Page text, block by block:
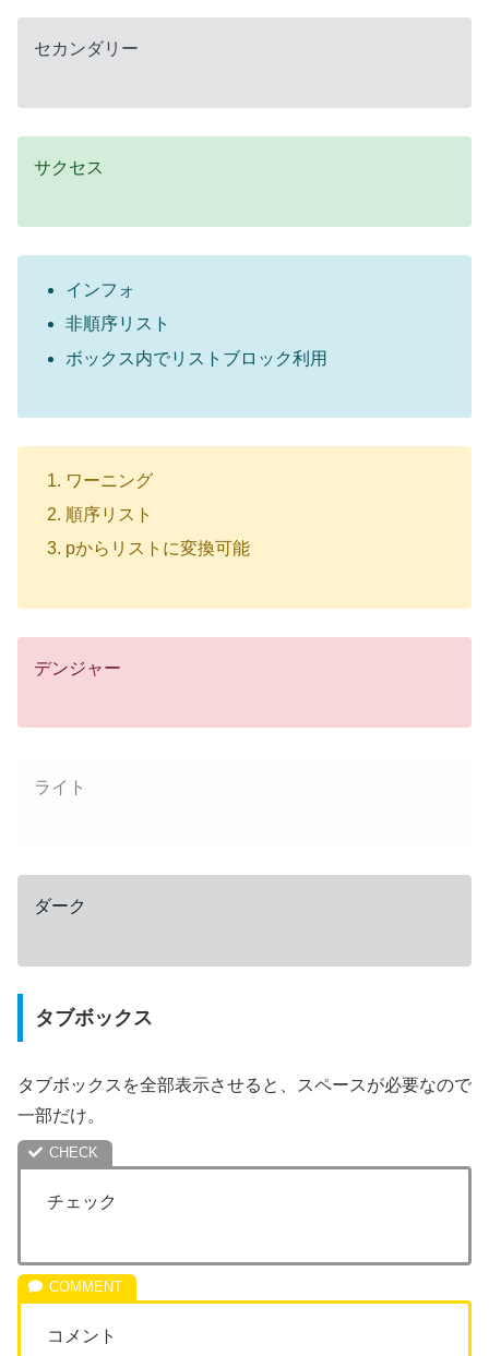
セカンダリー
サクセス
インフォ
非順序リスト
ボックス内でリストブロック利用
ワーニング
順序リスト
pからリストに変換可能
デンジャー
ライト
ダーク
タブボックス
タブボックスを全部表示させると、スペースが必要なので
一部だけ。
チェック
コメント